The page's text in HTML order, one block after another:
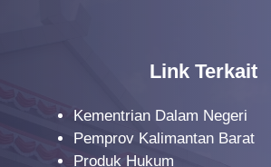
Link Terkait
Kementrian Dalam Negeri
Pemprov Kalimantan Barat
Produk Hukum